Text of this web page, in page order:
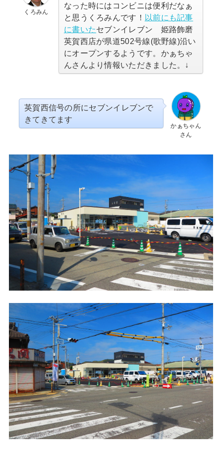
くろみん
なった時にはコンビニは便利だなぁ
と思うくろみんです！ 以前にも記事
に書いたセブンイレブン 姫路飾磨
英賀西店が県道502号線(歌野線)沿い
にオープンするようです。かぁちゃ
んさんより情報いただきました。↓
かぁちゃん
さん
英賀西信号の所にセブンイレブンで
きてきてます